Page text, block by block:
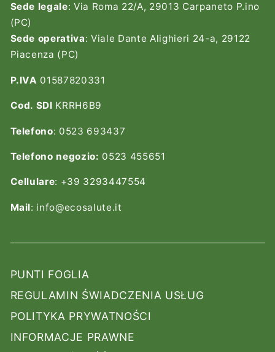
Sede legale: Via Roma 22/A, 29013 Carpaneto P.ino
(PC)
Sede operativa: Viale Dante Alighieri 24-a, 29122
Piacenza (PC)
P.IVA 01587820331
Cod. SDI KRRH6B9
Telefono: 0523 693437
Telefono negozio: 0523 455651
Cellulare: +39 3293447554
Mail: info@ecosalute.it
PUNTI FOGLIA
REGULAMIN ŚWIADCZENIA USŁUG
POLITYKA PRYWATNOŚCI
INFORMACJE PRAWNE